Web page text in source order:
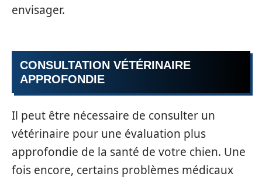
envisager.
CONSULTATION VÉTÉRINAIRE
APPROFONDIE
Il peut être nécessaire de consulter un
vétérinaire pour une évaluation plus
approfondie de la santé de votre chien. Une
fois encore, certains problèmes médicaux